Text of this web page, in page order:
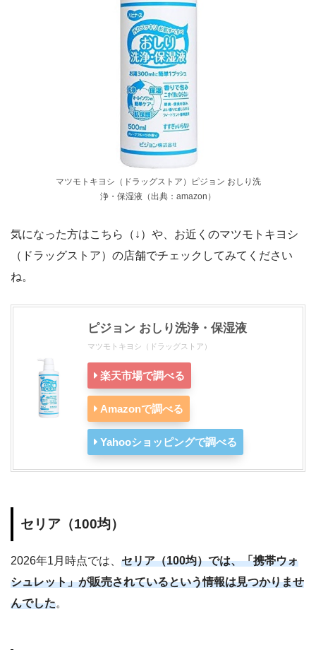
マツモトキヨシ（ドラッグストア）ピジョン おしり洗
浄・保湿液（出典：amazon）
気になった方はこちら（↓）や、お近くのマツモトキヨシ
（ドラッグストア）の店舗でチェックしてみてください
ね。
ピジョン おしり洗浄・保湿液
マツモトキヨシ（ドラッグストア）
楽天市場で調べる
Amazonで調べる
Yahooショッピングで調べる
セリア（100均）
2026年1月時点では、 セリア（100均）では、「携帯ウォ
シュレット」が販売されているという情報は見つかりませ
んでした。